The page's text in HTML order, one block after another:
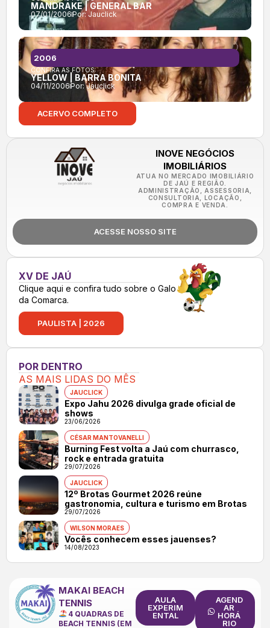
MANDRAKE | GENERAL BAR
07/01/2006Por:Jauclick
CONFIRA AS FOTOS:
YELLOW | BARRA BONITA
04/11/2006Por:Jauclick
2006
ACERVO COMPLETO
INOVE NEGÓCIOS
IMOBILIÁRIOS
ATUA NO MERCADO IMOBILIÁRIO
DE JAÚ E REGIÃO.
ADMINISTRAÇÃO, ASSESSORIA,
CONSULTORIA, LOCAÇÃO,
COMPRA E VENDA.
ACESSE NOSSO SITE
XV DE JAÚ
Clique aqui e confira tudo sobre o Galo
da Comarca.
PAULISTA | 2026
POR DENTRO
AS MAIS LIDAS DO MÊS
JAUCLICK
Expo Jahu 2026 divulga grade oficial de
shows
23/06/2026
CÉSAR MANTOVANELLI
Burning Fest volta a Jaú com churrasco,
rock e entrada gratuita
29/07/2026
JAUCLICK
12º Brotas Gourmet 2026 reúne
gastronomia, cultura e turismo em Brotas
29/07/2026
WILSON MORAES
Vocês conhecem esses jauenses?
14/08/2023
MAKAI BEACH
TENNIS
4 QUADRAS DE
BEACH TENNIS (EM
AULA
EXPERIM
ENTAL
AGEND
AR
HORÁ
RIO